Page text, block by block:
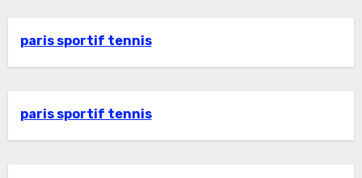
paris sportif tennis
paris sportif tennis